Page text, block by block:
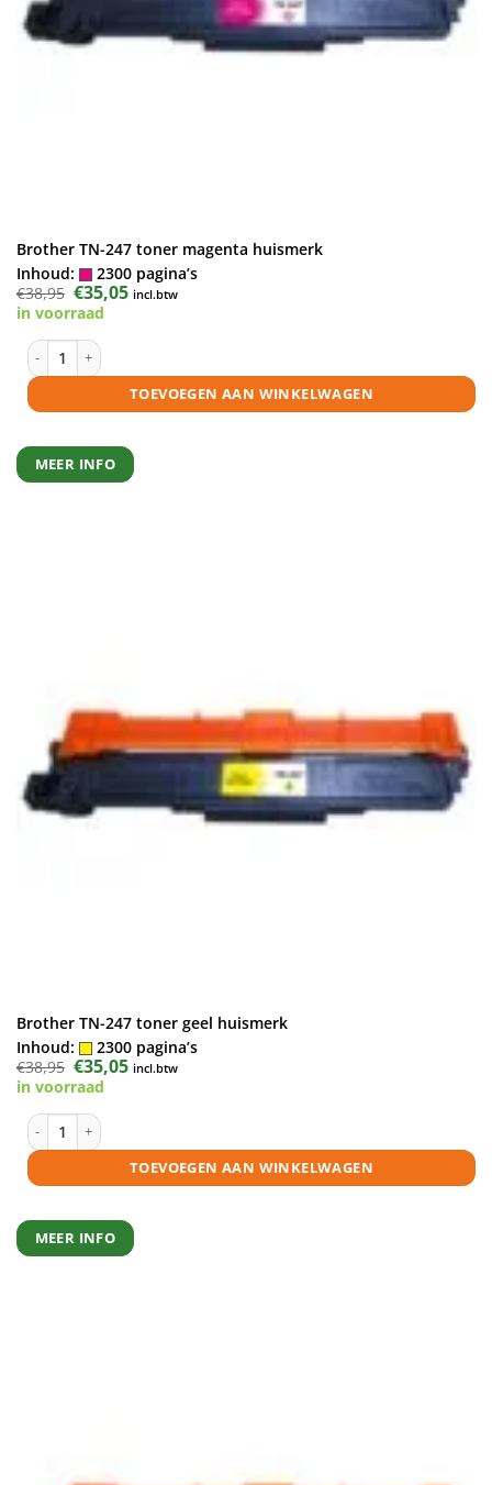
Brother TN-247 toner magenta huismerk
Inhoud:
2300 pagina’s
€38,95 Oorspronkelijke
prijs
was:
€35,05Huidige
prijs
incl.btw
in voorraad
Brother TN-247 toner magenta huismerk aantal
TOEVOEGEN AAN WINKELWAGEN
MEER INFO
Brother TN-247 toner geel huismerk
Inhoud:
2300 pagina’s
€38,95 Oorspronkelijke
prijs
was:
€35,05Huidige
prijs
incl.btw
in voorraad
Brother TN-247 toner geel huismerk aantal
TOEVOEGEN AAN WINKELWAGEN
MEER INFO